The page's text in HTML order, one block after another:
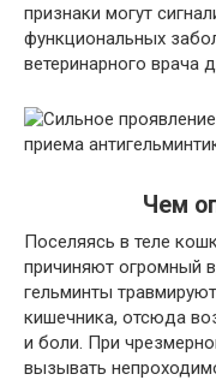
признаки могут
функциональных
ветеринарного врача
Чем
Поселяясь в теле
причиняют огромный
гельминты
кишечника, отсюда
и боли. При
вызывать